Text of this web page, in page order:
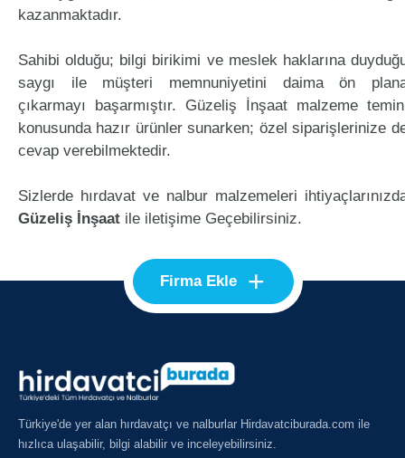
kazanmaktadır.
Sahibi olduğu; bilgi birikimi ve meslek haklarına
saygı ile müşteri memnuniyetini daima ön
çıkarmayı başarmıştır. Güzeliş İnşaat malzeme
konusunda hazır ürünler sunarken; özel siparişlerinize
cevap verebilmektedir.
Sizlerde hırdavat ve nalbur malzemeleri
Güzeliş İnşaat ile iletişime Geçebilirsiniz.
Firma Ekle +
Türkiye'de yer alan hırdavatçı ve nalburlar Hirdavatciburada.com ile
hızlıca ulaşabilir, bilgi alabilir ve inceleyebilirsiniz.